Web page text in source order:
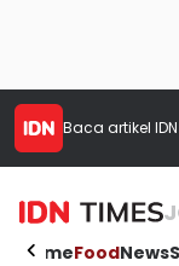
Baca artikel
HomeFoodNews